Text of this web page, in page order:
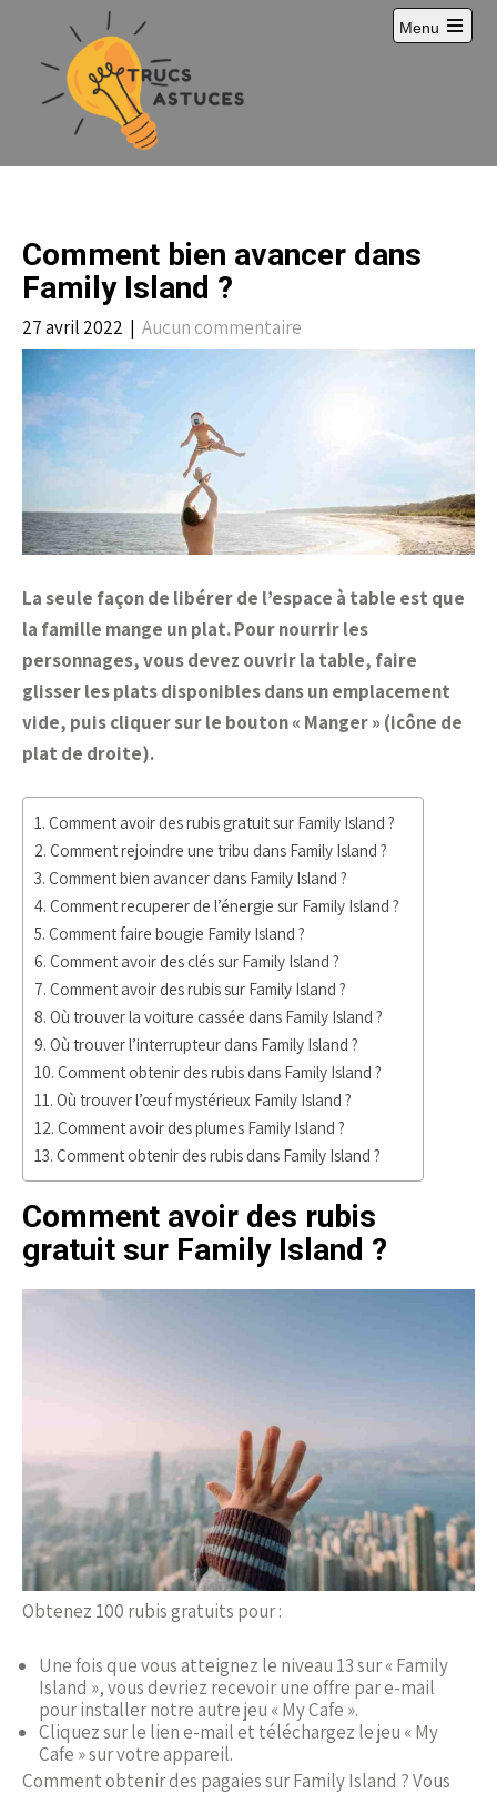
o
Menu
Comment bien avancer dans
Family Island ?
27 avril 2022 | Aucun commentaire
La seule façon de libérer de l’espace à table est que
la famille mange un plat. Pour nourrir les
personnages, vous devez ouvrir la table, faire
glisser les plats disponibles dans un emplacement
vide, puis cliquer sur le bouton « Manger » (icône de
plat de droite).
Comment avoir des rubis gratuit sur Family Island ?
Comment rejoindre une tribu dans Family Island ?
Comment bien avancer dans Family Island ?
Comment recuperer de l’énergie sur Family Island ?
Comment faire bougie Family Island ?
Comment avoir des clés sur Family Island ?
Comment avoir des rubis sur Family Island ?
Où trouver la voiture cassée dans Family Island ?
Où trouver l’interrupteur dans Family Island ?
Comment obtenir des rubis dans Family Island ?
Où trouver l’œuf mystérieux Family Island ?
Comment avoir des plumes Family Island ?
Comment obtenir des rubis dans Family Island ?
Comment avoir des rubis
gratuit sur Family Island ?
Obtenez 100 rubis gratuits pour :
Une fois que vous atteignez le niveau 13 sur « Family
Island », vous devriez recevoir une offre par e-mail
pour installer notre autre jeu « My Cafe ».
Cliquez sur le lien e-mail et téléchargez le jeu « My
Cafe » sur votre appareil.
Comment obtenir des pagaies sur Family Island ? Vous